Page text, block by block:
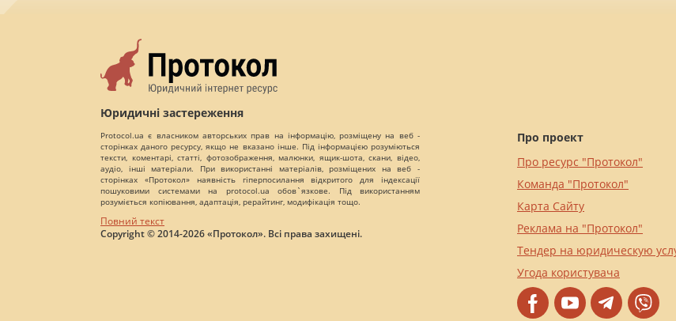
Юридичні застереження
Protocol.ua є власником авторських прав на інформацію, розміщену на веб -
сторінках даного ресурсу, якщо не вказано інше. Під інформацією розуміються
тексти, коментарі, статті, фотозображення, малюнки, ящик-шота, скани, відео,
аудіо, інші матеріали. При використанні матеріалів, розміщених на веб -
сторінках «Протокол» наявність гіперпосилання відкритого для індексації
пошуковими системами на protocol.ua обов`язкове. Під використанням
розуміється копіювання, адаптація, рерайтинг, модифікація тощо.
Повний текст
Copyright © 2014-2026 «Протокол». Всі права захищені.
Про проект
Про ресурс "Протокол"
Команда "Протокол"
Карта Сайту
Реклама на "Протокол"
Тендер на юридическую
Угода користувача